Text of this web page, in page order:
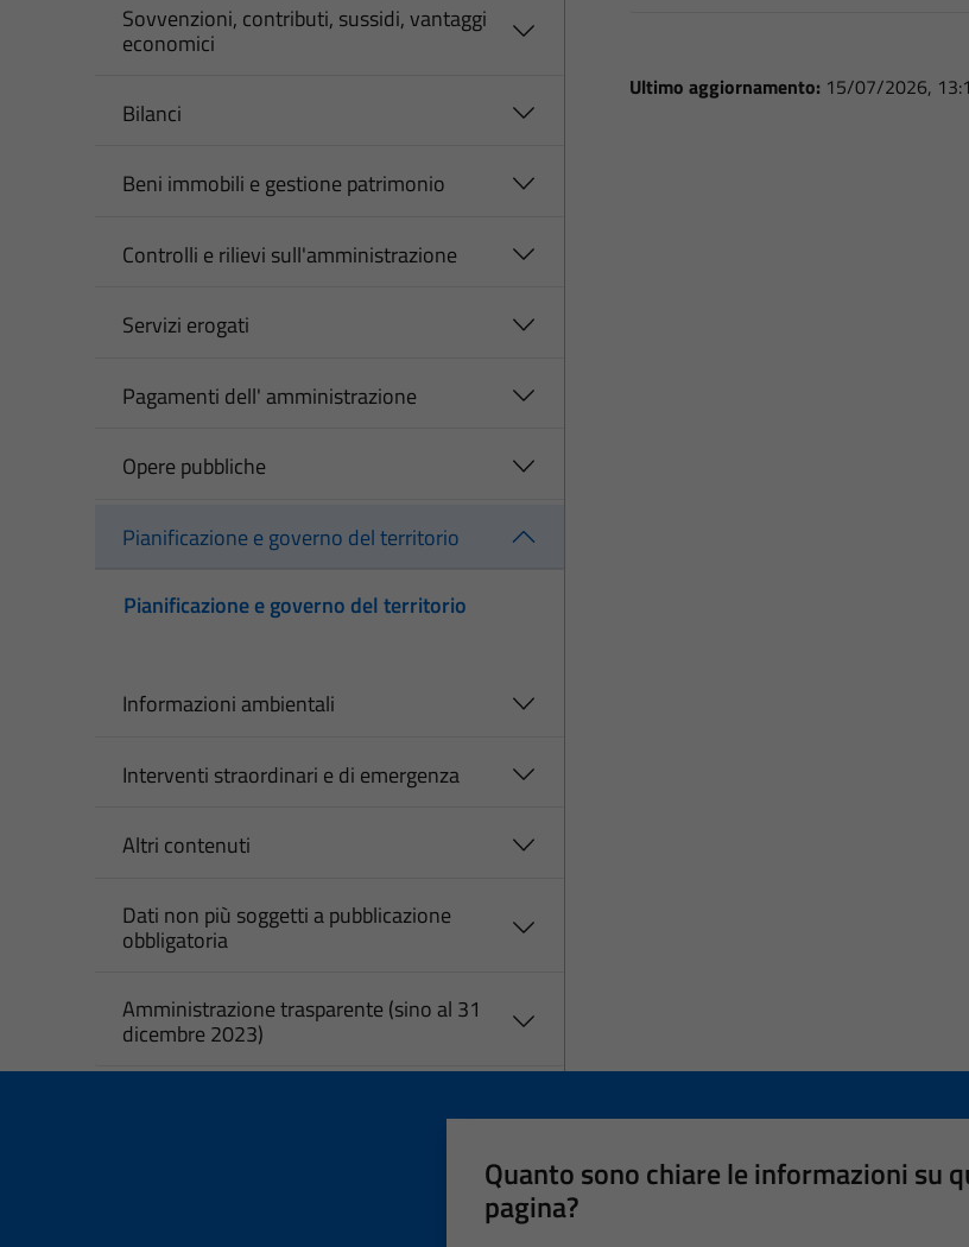
Sovvenzioni, contributi, sussidi, vantaggi
economici
Bilanci
Beni immobili e gestione patrimonio
Controlli e rilievi sull'amministrazione
Servizi erogati
Pagamenti dell' amministrazione
Opere pubbliche
Pianificazione e governo del territorio
Pianificazione e governo del territorio
Informazioni ambientali
Interventi straordinari e di emergenza
Altri contenuti
Dati non più soggetti a pubblicazione
obbligatoria
Amministrazione trasparente (sino al 31
dicembre 2023)
Ultimo aggiornamento: 15/07/2026,
Quanto sono chiare le informazioni su
pagina?